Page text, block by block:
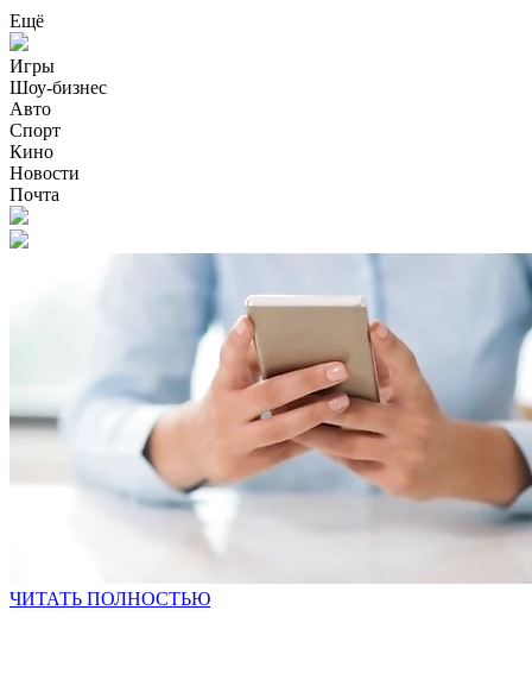
Ещё
Игры
Шоу-бизнес
Авто
Спорт
Кино
Новости
Почта
ЧИТАТЬ ПОЛНОСТЬЮ